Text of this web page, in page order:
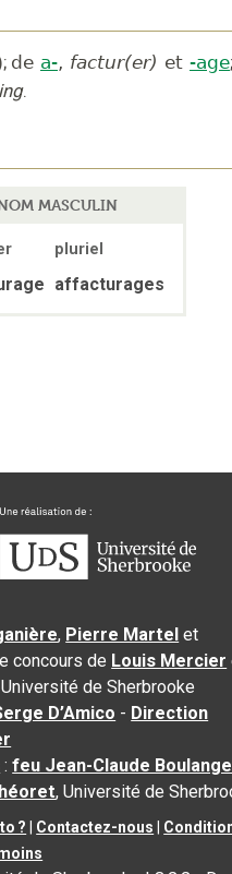
de a-, factur(er) et -age;
.
MASCULIN
pluriel
affacturages
, Pierre Martel et
concours de Louis Mercier
de Sherbrooke
D’Amico - Direction
:feu Jean-Claude
, Université de
? | Contactez-nous |